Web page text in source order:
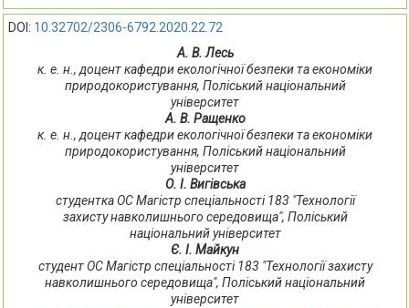
DOI: 10.32702/2306-6792.2020.22.72
А. В. Лесь
к. е. н., доцент кафедри екологічної безпеки та економіки
природокористування, Поліський національний
університет
А. В. Ращенко
к. е. н., доцент кафедри екологічної безпеки та економіки
природокористування, Поліський національний
університет
О. І. Вигівська
студентка ОС Магістр спеціальності 183 "Технології
захисту навколишнього середовища", Поліський
національний університет
Є. І. Майкун
студент ОС Магістр спеціальності 183 "Технології захисту
навколишнього середовища", Поліський національний
університет